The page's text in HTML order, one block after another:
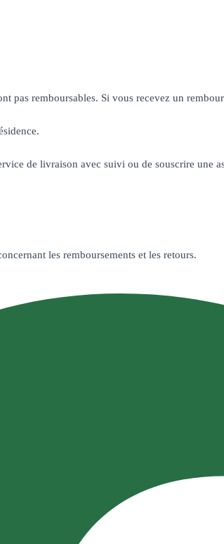
pas remboursables. Si vous recevez un
de livraison avec suivi ou de souscrire une
les remboursements et les retours.